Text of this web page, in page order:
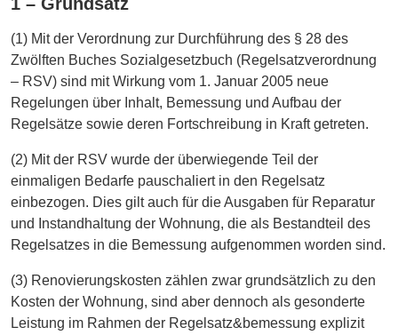
(1) Mit der Verordnung zur Durchführung des § 28 des
Zwölften Buches Sozialgesetzbuch (Regelsatzverordnung
– RSV) sind mit Wirkung vom 1. Januar 2005 neue
Regelungen über Inhalt, Bemessung und Aufbau der
Regelsätze sowie deren Fortschreibung in Kraft getreten.
(2) Mit der RSV wurde der überwiegende Teil der
einmaligen Bedarfe pauschaliert in den Regelsatz
einbezogen. Dies gilt auch für die Ausgaben für Reparatur
und Instandhaltung der Wohnung, die als Bestandteil des
Regelsatzes in die Bemessung aufgenommen worden sind.
(3) Renovierungskosten zählen zwar grundsätzlich zu den
Kosten der Wohnung, sind aber dennoch als gesonderte
Leistung im Rahmen der Regelsatz&bemessung explizit